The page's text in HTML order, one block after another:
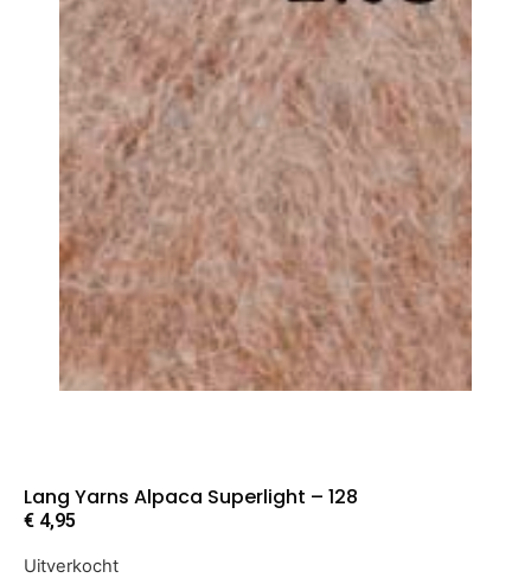
Lang Yarns Alpaca Superlight – 128
€ 4,95
Uitverkocht